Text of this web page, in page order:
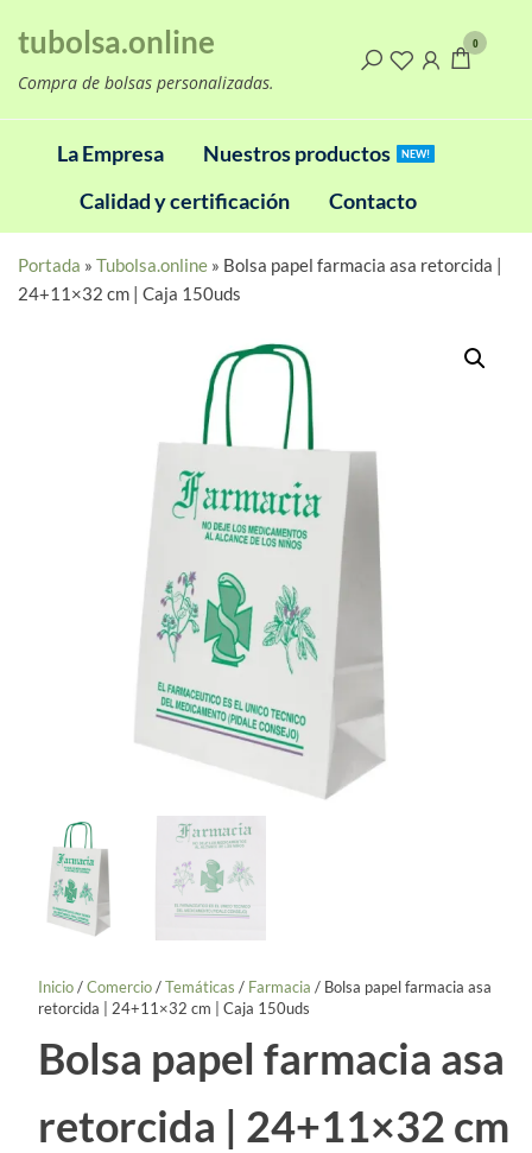
tubolsa.online
Compra de bolsas personalizadas.
0
La Empresa Nuestros productos NEW!
Calidad y certificación Contacto
Portada » Tubolsa.online » Bolsa papel farmacia asa retorcida |
24+11×32 cm | Caja 150uds
Inicio/Comercio/Temáticas / Farmacia / Bolsa papel farmacia asa
retorcida | 24+11×32 cm | Caja 150uds
Bolsa papel farmacia asa
retorcida | 24+11×32 cm